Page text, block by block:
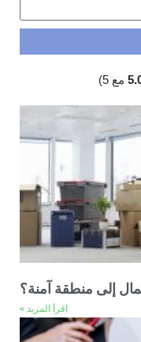
مع 5)
إلى منطقة آمنة؟
اقرأ المزيد >